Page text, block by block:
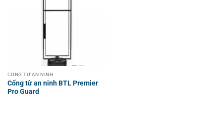
CỔNG TỪ AN NINH
Cổng từ an ninh BTL Premier
Pro Guard